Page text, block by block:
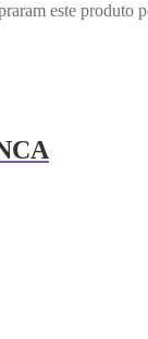
este produto